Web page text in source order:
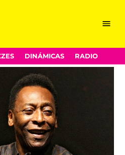
Menu
DINÁMICAS RADIO